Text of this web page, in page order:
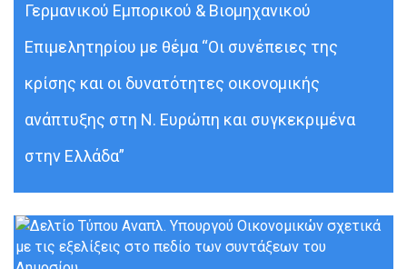
Γερμανικού Εμπορικού & Βιομηχανικού
Επιμελητηρίου με θέμα “Οι συνέπειες της
κρίσης και οι δυνατότητες οικονομικής
ανάπτυξης στη Ν. Ευρώπη και συγκεκριμένα
στην Ελλάδα”